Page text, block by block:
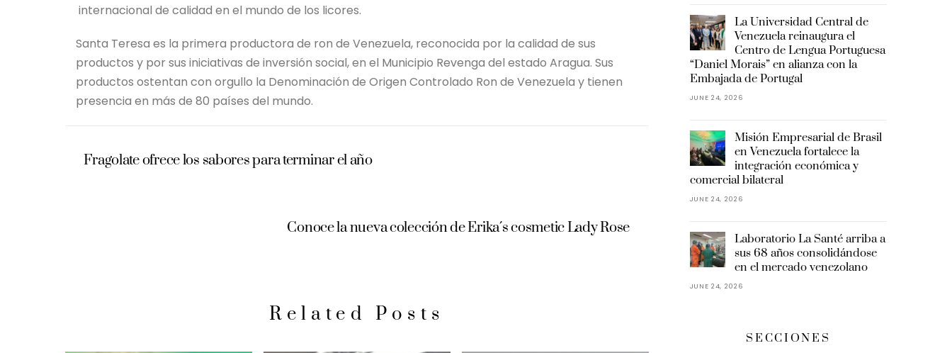
internacional de calidad en el mundo de los licores.
Santa Teresa es la primera productora de ron de Venezuela, reconocida por la calidad de sus
productos y por sus iniciativas de inversión social, en el Municipio Revenga del estado Aragua. Sus
productos ostentan con orgullo la Denominación de Origen Controlado Ron de Venezuela y tienen
presencia en más de 80 países del mundo.
Fragolate ofrece los sabores para terminar el año
Conoce la nueva colección de Erika´s cosmetic Lady Rose
Related Posts
La Universidad Central de
Venezuela reinaugura el
Centro de Lengua Portuguesa
“Daniel Morais” en alianza con la
Embajada de Portugal
JUNE 24, 2026
Misión Empresarial de Brasil
en Venezuela fortalece la
integración económica y
comercial bilateral
JUNE 24, 2026
Laboratorio La Santé arriba a
sus 68 años consolidándose
en el mercado venezolano
JUNE 24, 2026
SECCIONES